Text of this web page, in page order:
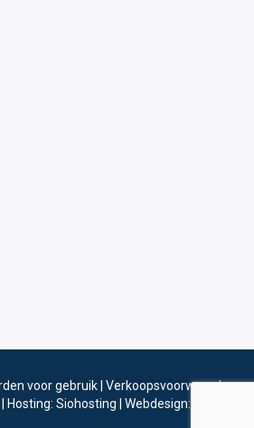
voor gebruik Verkoopsvoorwaarden
Hosting: Siohosting Webdesign: Sinergio